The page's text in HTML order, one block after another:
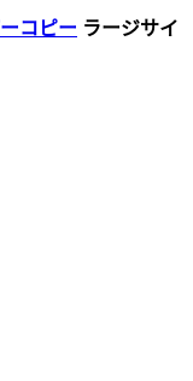
コピー ラージサイ